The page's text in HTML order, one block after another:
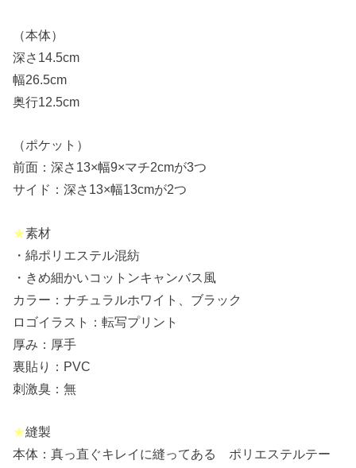
（本体）
深さ14.5cm
幅26.5cm
奥行12.5cm
（ポケット）
前面：深さ13×幅9×マチ2cmが3つ
サイド：深さ13×幅13cmが2つ
★素材
・綿ポリエステル混紡
・きめ細かいコットンキャンバス風
カラー：ナチュラルホワイト、ブラック
ロゴイラスト：転写プリント
厚み：厚手
裏貼り：PVC
刺激臭：無
★縫製
本体：真っ直ぐキレイに縫ってある ポリエステルテー